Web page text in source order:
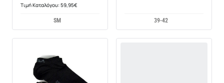
Τιμή Καταλόγου: 59,95€
SM 39-42